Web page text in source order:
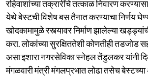
रहिवाशांच्या तक्रारींचे तत्काळ निवारण
येथे बेस्टची विशेष बस तैनात करण्याचा निर्णय
खोदकामामुळे रस्त्यावर निर्माण झालेल्या
करा. लोकांच्या सुरक्षिततेशी कोणतीही तडजोड
असा इशारा नगरसेविका स्नेहल तेंडुलकर यांनी
मंगळवारी मंत्री मंगलप्रभात लोढा तसेच बेस्टच्या